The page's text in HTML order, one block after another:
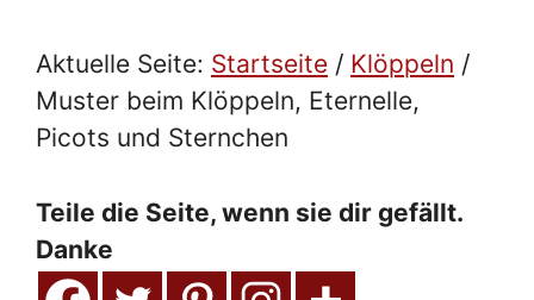
Aktuelle Seite: Startseite / Klöppeln /
Muster beim Klöppeln, Eternelle,
Picots und Sternchen
Teile die Seite, wenn sie dir gefällt.
Danke